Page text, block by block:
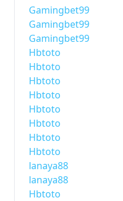
Gamingbet99
Gamingbet99
Gamingbet99
Hbtoto
Hbtoto
Hbtoto
Hbtoto
Hbtoto
Hbtoto
Hbtoto
Hbtoto
lanaya88
lanaya88
Hbtoto